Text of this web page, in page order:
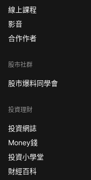
線上課程
影音
合作作者
股市社群
股市爆料同學會
投資理財
投資網誌
Money錢
投資小學堂
財經百科